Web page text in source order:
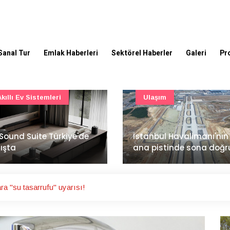
Tur Emlak Haberleri Sektörel Haberler Galeri
Havalimanı'nın 4.
pistinde sona doğru
İzocam'da Metriks
ile akıllı üretim dönemi
başladı
Şirket Haberleri
"su tasarrufu" uyarısı!